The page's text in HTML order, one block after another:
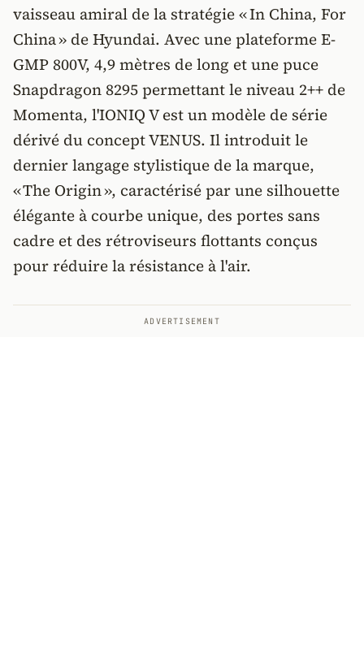
vaisseau amiral de la stratégie « In China, For
China » de Hyundai. Avec une plateforme E-
GMP 800V, 4,9 mètres de long et une puce
Snapdragon 8295 permettant le niveau 2++ de
Momenta, l'IONIQ V est un modèle de série
dérivé du concept VENUS. Il introduit le
dernier langage stylistique de la marque,
« The Origin », caractérisé par une silhouette
élégante à courbe unique, des portes sans
cadre et des rétroviseurs flottants conçus
pour réduire la résistance à l'air.
ADVERTISEMENT